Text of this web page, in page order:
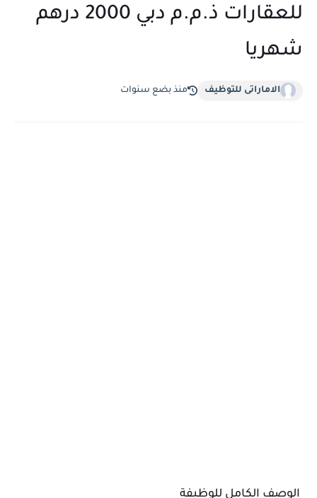
للعقارات ذ.م.م دبي 2000 درهم
شهريا
الاماراتى للتوظيف منذ بضع سنوات
الوصف الكامل للوظيفة